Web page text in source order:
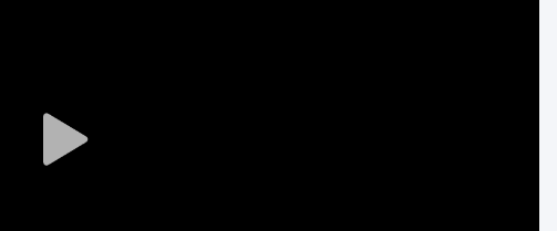
Play